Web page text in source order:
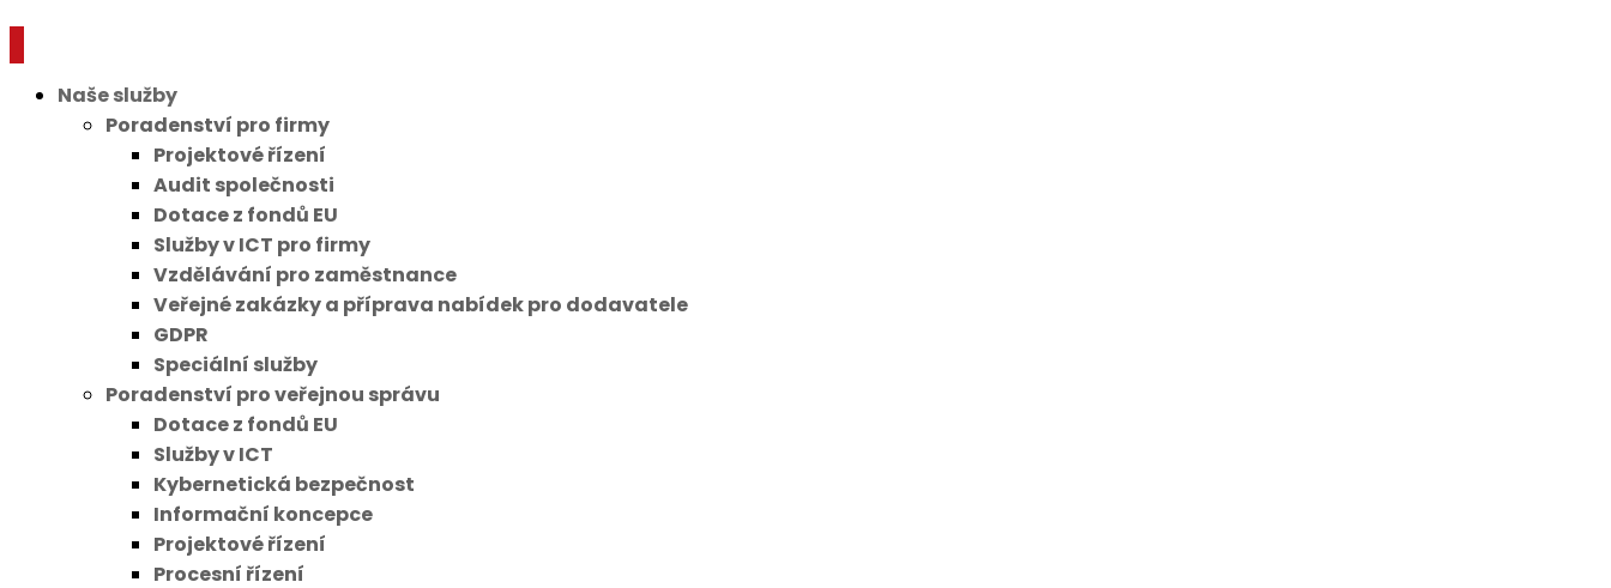
Naše služby
Poradenství pro firmy
Projektové řízení
Audit společnosti
Dotace z fondů EU
Služby v ICT pro firmy
Vzdělávání pro zaměstnance
Veřejné zakázky a příprava nabídek pro dodavatele
GDPR
Speciální služby
Poradenství pro veřejnou správu
Dotace z fondů EU
Služby v ICT
Kybernetická bezpečnost
Informační koncepce
Projektové řízení
Procesní řízení